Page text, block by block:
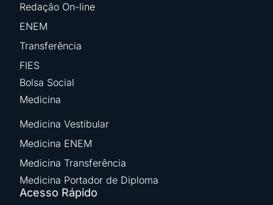
Redação On-line
ENEM
Transferência
FIES
Bolsa Social
Medicina
Medicina Vestibular
Medicina ENEM
Medicina Transferência
Medicina Portador de Diploma
Acesso Rápido